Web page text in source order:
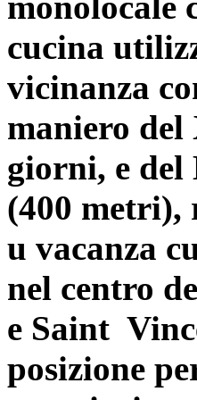
cucina
vicinanza
maniero
giorni, e
(400 metri),
u vacanza
nel centro
e Saint
posizione